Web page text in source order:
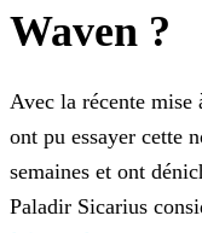
Waven ?
Avec la récente mise
ont pu essayer cette
semaines et ont
Paladir Sicarius